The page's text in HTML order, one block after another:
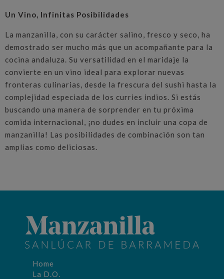
Un Vino, Infinitas Posibilidades
La manzanilla, con su carácter salino, fresco y seco, ha
demostrado ser mucho más que un acompañante para la
cocina andaluza. Su versatilidad en el maridaje la
convierte en un vino ideal para explorar nuevas
fronteras culinarias, desde la frescura del sushi hasta la
complejidad especiada de los curries indios. Si estás
buscando una manera de sorprender en tu próxima
comida internacional, ¡no dudes en incluir una copa de
manzanilla! Las posibilidades de combinación son tan
amplias como deliciosas.
Home
La D.O.